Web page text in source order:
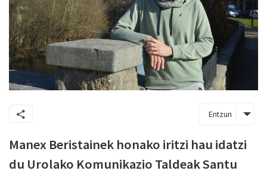
Entzun
Manex Beristainek honako iritzi hau idatzi
du Urolako Komunikazio Taldeak Santu